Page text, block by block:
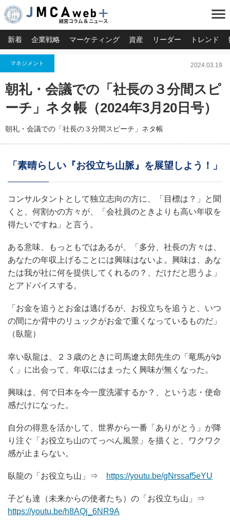
menu
新着 企業戦略 マーケティング 資産 リーダー トレンド
マネジメント 2024.03.19
朝礼・会議での「社長の３分間スピ
ーチ」ネタ帳（2024年3月20日号）
朝礼・会議での「社長の３分間スピーチ」ネタ帳
「素晴らしい『お役立ち山脈』を展望しよう！」
コンサルタントとして独立志向の方に、「目標は？」と聞
くと、何割かの方々が、「会社員のときよりも高い年収を
得たいですね」と言う。
ある意味、もっともではあるが、「多分、社長の方々は、
あなたの年収上げることには興味はないよ。興味は、あな
たは我が社に何を提供してくれるの？、だけだと思うよ」
とアドバイスする。
「お金を追うとお金は逃げるが、お役立ちを追うと、いつ
の間にか背中のリュックがお金で重くなっているものだ」
（臥龍）
幸い臥龍は、２３歳のときに司馬遼太郎先生の「竜馬がゆ
く」に出会って、年収にはまったく興味が無くなった。
興味は、何で日本を今一度洗濯するか？、という志・使命
感だけになった。
自分の得意を活かして、世界から一番「ありがとう」が降
り注ぐ「お役立ち山のてっぺん風景」を描くと、ワクワク
感が止まらない。
臥龍の「お役立ち山」⇒ https://youtu.be/gNrssaf5eYU
子ども達（未来からの使者たち）の「お役立ち山」⇒
https://youtu.be/h8AQj_6NR9A